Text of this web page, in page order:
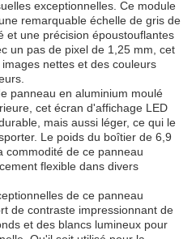
exceptionnelles. Ce module
remarquable échelle de gris de
et une précision époustouflantes
un pas de pixel de 1,25 mm, cet
nettes et des couleurs
panneau en aluminium moulé
cet écran d'affichage LED
mais aussi léger, ce qui le
Le poids du boîtier de 6,9
commodité de ce panneau
flexible dans divers
de ce panneau
de contraste impressionnant de
et des blancs lumineux pour